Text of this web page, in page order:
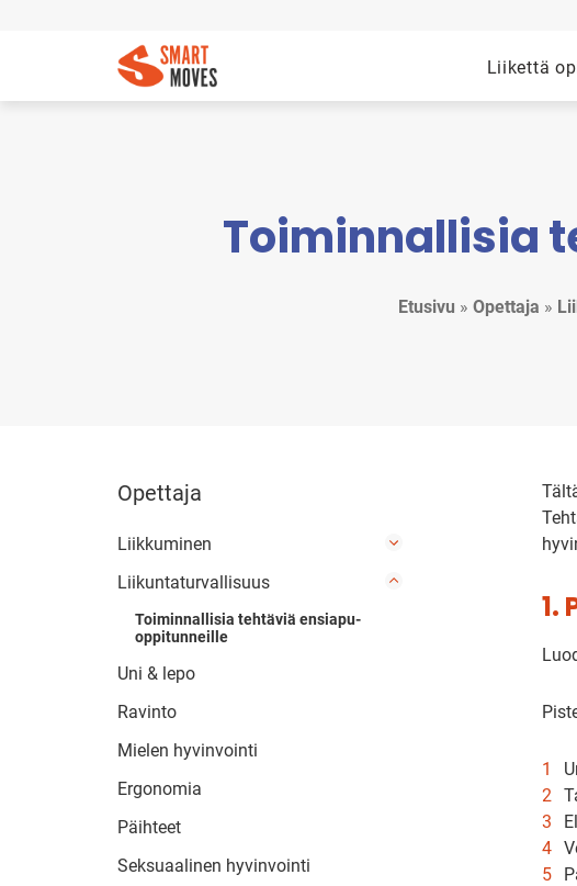
Liikettä
Toiminnallisia
Etusivu » Opettaja »
Opettaja
Liikkuminen
Liikuntaturvallisuus
Toiminnallisia tehtäviä ensiapu-
oppitunneille
Uni & lepo
Ravinto
Mielen hyvinvointi
Ergonomia
Päihteet
Seksuaalinen hyvinvointi
1.